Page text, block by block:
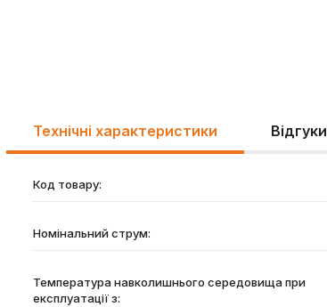
Технічні характеристики Відгуки
Код товару:
Номінальний струм:
Температура навколишнього середовища при
експлуатації з: